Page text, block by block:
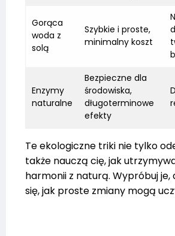
Gorąca
woda z
solą
Szybkie i proste,
minimalny koszt
Enzymy
naturalne
Bezpieczne dla
środowiska,
długoterminowe
efekty
Te ekologiczne triki nie tylko
także nauczą cię, jak
harmonii z naturą. Wypróbuj je,
się, jak proste zmiany mogą